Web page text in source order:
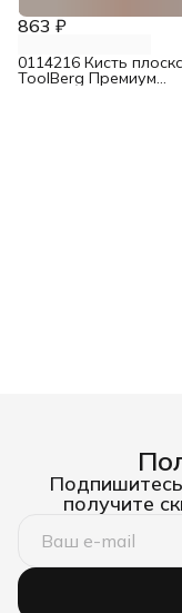
863 ₽
0114216 Кисть
ToolBerg Премиум
получите